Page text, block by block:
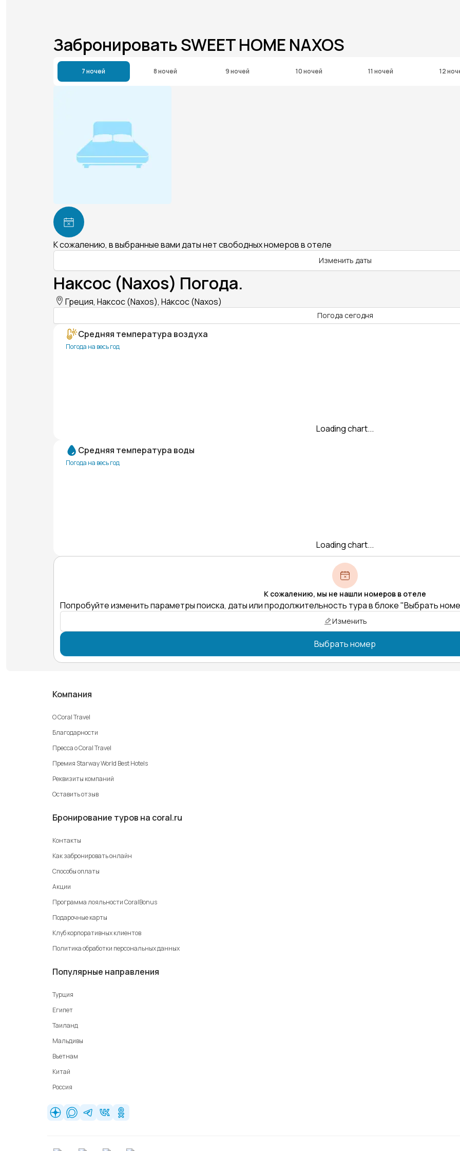
Забронировать SWEET HOME NAXOS
7 ночей 8 ночей 9 ночей 10 ночей 11 ночей 12
К сожалению, в выбранные вами даты нет свободных номеров в отеле
Изменить даты
Наксос (Naxos) Погода.
Греция, Наксос (Naxos), На́ксос (Naxos)
Погода сегодня
Средняя температура воздуха
Погода на весь год
Loading chart...
Средняя температура воды
Погода на весь год
Loading chart...
К сожалению, мы не нашли номеров в отеле
Попробуйте изменить параметры поиска, даты или продолжительность тура в блоке "Выбрать
Изменить
Выбрать номер
Компания
О Coral Travel
Благодарности
Пресса о Coral Travel
Премия Starway World Best Hotels
Реквизиты компаний
Оставить отзыв
Бронирование туров на coral.ru
Контакты
Как забронировать онлайн
Способы оплаты
Акции
Программа лояльности CoralBonus
Подарочные карты
Клуб корпоративных клиентов
Политика обработки персональных данных
Популярные направления
Турция
Египет
Таиланд
Мальдивы
Вьетнам
Китай
Россия